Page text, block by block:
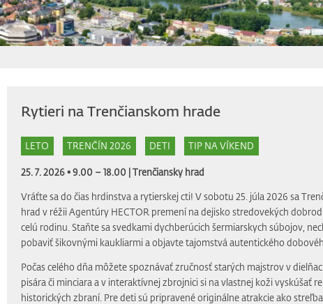
Rytieri na Trenčianskom hrade
LETO TRENČÍN 2026 DETI TIP NA VÍKEND
25. 7. 2026 • 9.00 – 18.00 |Trenčiansky hrad
Vráťte sa do čias hrdinstva a rytierskej cti! V sobotu 25. júla 2026 sa
hrad v réžii Agentúry HECTOR premení na dejisko stredovekých
celú rodinu. Staňte sa svedkami dychberúcich šermiarskych súbojov,
pobaviť šikovnými kaukliarmi a objavte tajomstvá autentického
Počas celého dňa môžete spoznávať zručnosť starých majstrov v
pisára či minciara a v interaktívnej zbrojnici si na vlastnej koži vyskúšať
historických zbraní. Pre deti sú pripravené originálne atrakcie ako